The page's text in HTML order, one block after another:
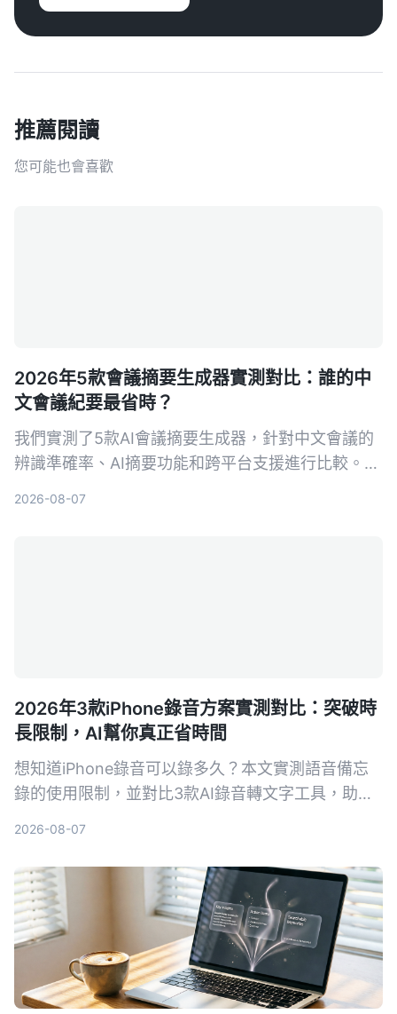
推薦閱讀
您可能也會喜歡
2026年5款會議摘要生成器實測對比：誰的中
文會議紀要最省時？
我們實測了5款AI會議摘要生成器，針對中文會議的
辨識準確率、AI摘要功能和跨平台支援進行比較。
2026-08-07
2026年3款iPhone錄音方案實測對比：突破時
長限制，AI幫你真正省時間
想知道iPhone錄音可以錄多久？本文實測語音備忘
錄的使用限制，並對比3款AI錄音轉文字工具，助你
2026-08-07